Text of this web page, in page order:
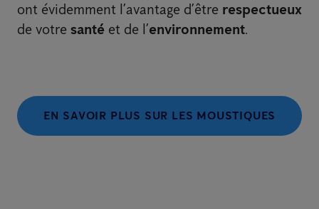
ont évidemment l’avantage d’être respectueux
de votre santé et de l’environnement.
EN SAVOIR PLUS SUR LES MOUSTIQUES